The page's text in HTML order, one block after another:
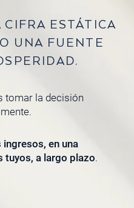
ESTÁTICA
UNA FUENTE
tomar la decisión
en una
tuyos, a largo plazo.